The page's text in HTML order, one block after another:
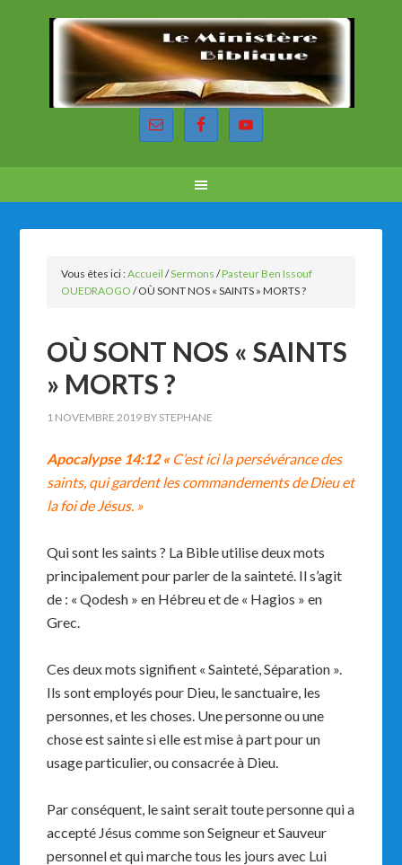
Vous êtes ici :Accueil /Sermons /Pasteur Ben Issouf
OUEDRAOGO /OÙ SONT NOS « SAINTS » MORTS ?
OÙ SONT NOS « SAINTS
» MORTS ?
1 NOVEMBRE 2019 BY STEPHANE
Apocalypse 14:12 «C’est ici la persévérance des
saints, qui gardent les commandements de Dieu et
la foi de Jésus. »
Qui sont les saints ? La Bible utilise deux mots
principalement pour parler de la sainteté. Il s’agit
de : « Qodesh » en Hébreu et de « Hagios » en
Grec.
Ces deux mots signifient « Sainteté, Séparation ».
Ils sont employés pour Dieu, le sanctuaire, les
personnes, et les choses. Une personne ou une
chose est sainte si elle est mise à part pour un
usage particulier, ou consacrée à Dieu.
Par conséquent, le saint serait toute personne qui a
accepté Jésus comme son Seigneur et Sauveur
personnel et qui marche tous les jours avec Lui